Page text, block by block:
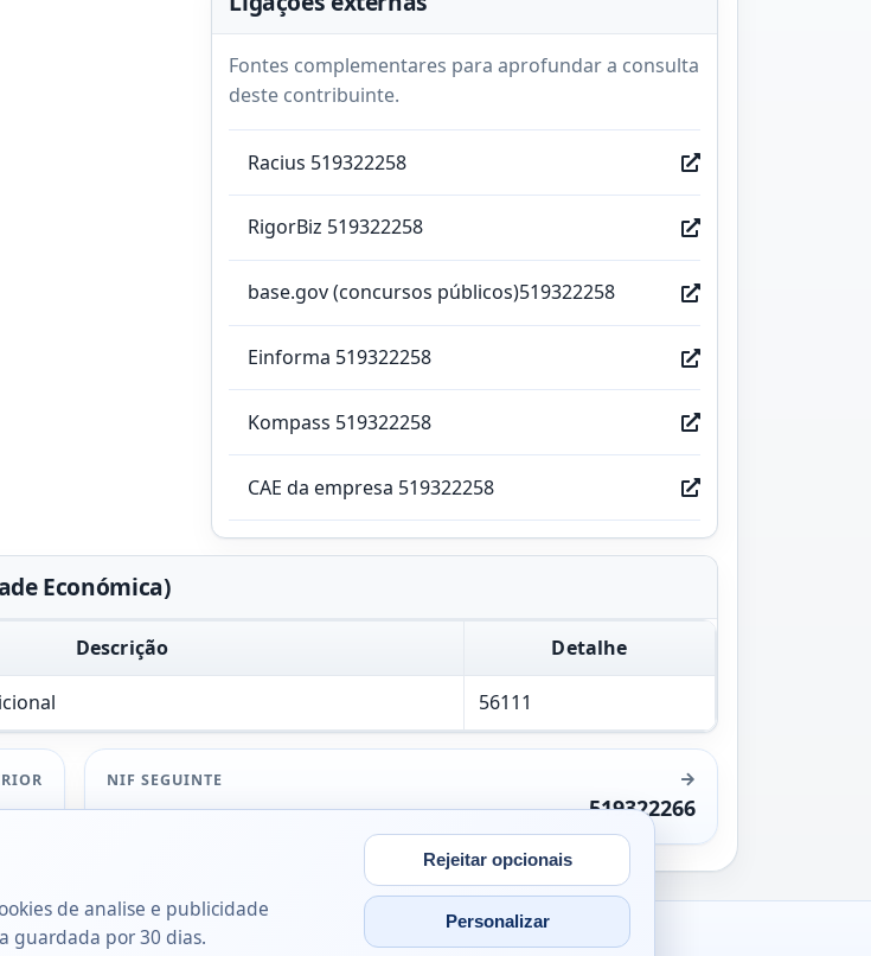
Fontes complementares para aprofundar a consulta
deste contribuinte.
Racius 519322258
RigorBiz 519322258
base.gov (concursos públicos)519322258
Einforma 519322258
Kompass 519322258
CAE da empresa 519322258
Económica)
Descrição Detalhe
56111
NIF SEGUINTE
519322266
de analise e publicidade
guardada por 30 dias.
Rejeitar opcionais
Personalizar